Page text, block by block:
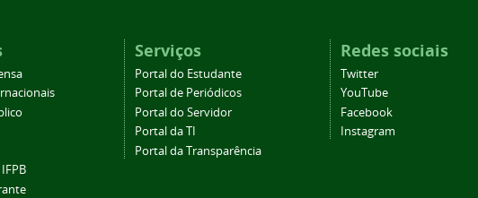
Serviços
Portal do Estudante
Portal de Periódicos
Portal do Servidor
Portal da TI
Portal da Transparência
Redes sociais
Twitter
YouTube
Facebook
Instagram